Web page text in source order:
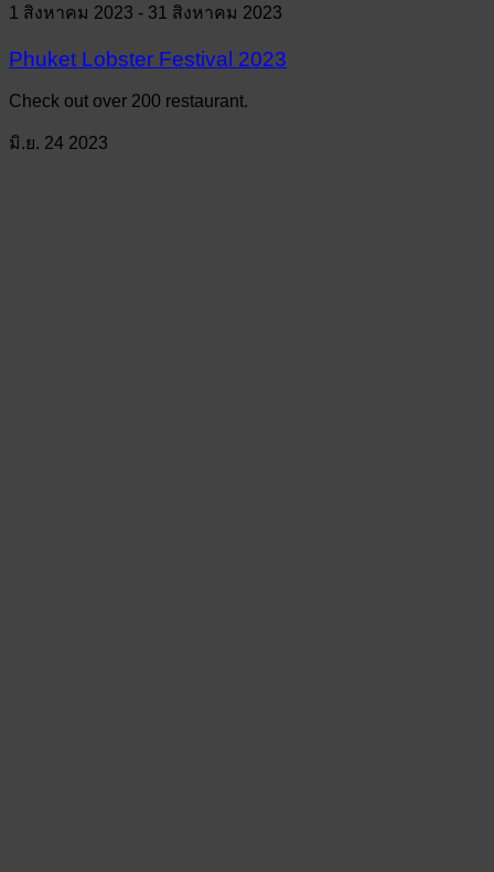
1 สิงหาคม 2023 - 31 สิงหาคม 2023
Phuket Lobster Festival 2023
Check out over 200 restaurant.
มิ.ย. 24 2023